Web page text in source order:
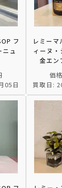
フ
ニュ
05日
レミーマ
ィーヌ・
金エン
価
買取日: